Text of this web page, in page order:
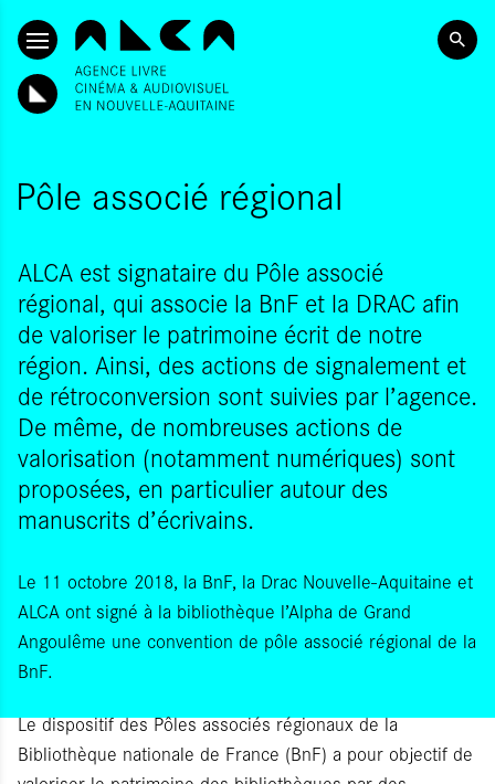
SKIP TO CONTENT
Pôle associé régional
ALCA est signataire du Pôle associé
régional, qui associe la BnF et la DRAC afin
de valoriser le patrimoine écrit de notre
région. Ainsi, des actions de signalement et
de rétroconversion sont suivies par l’agence.
De même, de nombreuses actions de
valorisation (notamment numériques) sont
proposées, en particulier autour des
manuscrits d’écrivains.
Le 11 octobre 2018, la BnF, la Drac Nouvelle-Aquitaine et
ALCA ont signé à la bibliothèque l’Alpha de Grand
Angoulême une convention de pôle associé régional de la
BnF.
Le dispositif des Pôles associés régionaux de la
Bibliothèque nationale de France (BnF) a pour objectif de